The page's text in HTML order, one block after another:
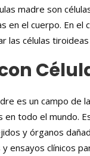
madre son
en el cuerpo. En el
las células
es un campo de
todo el mundo.
y órganos
ensayos clínicos